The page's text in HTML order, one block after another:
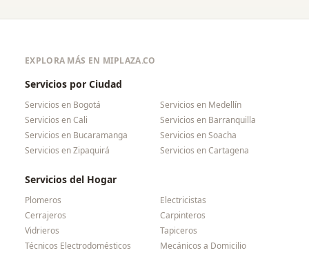
EXPLORA MÁS EN MIPLAZA.CO
Servicios por Ciudad
Servicios en Bogotá Servicios en Medellín
Servicios enCali Servicios en Barranquilla
Servicios en Bucaramanga Servicios enSoacha
Servicios enZipaquirá Servicios enCartagena
Servicios del Hogar
Plomeros
Electricistas
Cerrajeros
Carpinteros
Vidrieros
Tapiceros
Técnicos Electrodomésticos
Mecánicos a Domicilio